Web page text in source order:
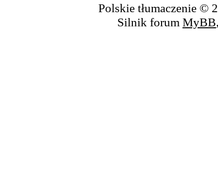
Polskie tłumaczenie ©
Silnik forum MyBB